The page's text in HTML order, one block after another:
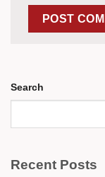
Search
Recent Posts